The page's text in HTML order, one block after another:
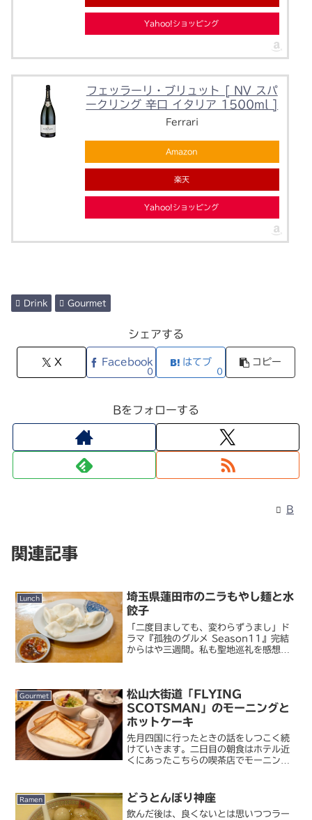
Yahoo!ショッピング
フェッラーリ・ブリュット [ NV スパ
ークリング 辛口 イタリア 1500ml ]
Ferrari
Amazon
楽天
Yahoo!ショッピング
Drink Gourmet
シェアする
X Facebook
0
はてブ
0
コピー
Bをフォローする
B
関連記事
Lunch
埼玉県蓮田市のニラもやし麺と水
餃子
「二度目ましても、変わらずうまし」ド
ラマ『孤独のグルメ Season11』完結
からはや三週間。私も聖地巡礼を感想し
に改めて。このお店...
Gourmet
松山大街道「FLYING
SCOTSMAN」のモーニングと
ホットケーキ
先月四国に行ったときの話をしつこく続
けていきます。二日目の朝食はホテル近
くにあったこちらの喫茶店でモーニング
街道アーケードの入口付近にある喫茶店
です。東京で喫茶店とい...
Ramen どうとんぼり神座
飲んだ後は、良くないとは思いつつラー